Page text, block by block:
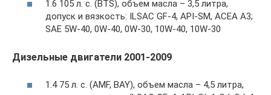
1.6 105 л. с. (BTS), объем масла – 3,5 литра,
допуск и вязкость: ILSAC GF-4, API-SM, ACEA A3;
SAE 5W-40, 0W-40, 0W-30, 10W-40, 10W-30
Дизельные двигатели 2001-2009
1.4 75 л. с. (AMF, BAY), объем масла – 4,5 литра,